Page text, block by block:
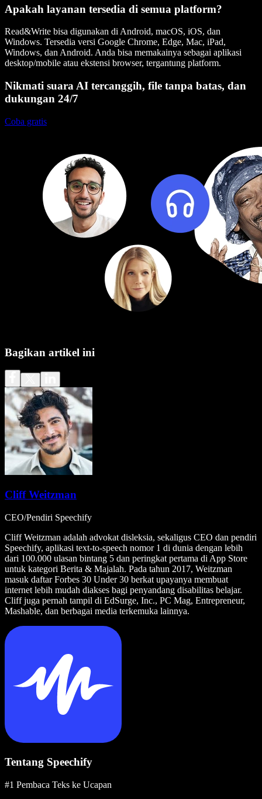
Apakah layanan tersedia di semua platform?
Read&Write bisa digunakan di Android, macOS, iOS, dan
Windows. Tersedia versi Google Chrome, Edge, Mac, iPad,
Windows, dan Android. Anda bisa memakainya sebagai aplikasi
desktop/mobile atau ekstensi browser, tergantung platform.
Nikmati suara AI tercanggih, file tanpa batas, dan
dukungan 24/7
Coba gratis
Bagikan artikel ini
Cliff Weitzman
CEO/Pendiri Speechify
Cliff Weitzman adalah advokat disleksia, sekaligus CEO dan pendiri
Speechify, aplikasi text-to-speech nomor 1 di dunia dengan lebih
dari 100.000 ulasan bintang 5 dan peringkat pertama di App Store
untuk kategori Berita & Majalah. Pada tahun 2017, Weitzman
masuk daftar Forbes 30 Under 30 berkat upayanya membuat
internet lebih mudah diakses bagi penyandang disabilitas belajar.
Cliff juga pernah tampil di EdSurge, Inc., PC Mag, Entrepreneur,
Mashable, dan berbagai media terkemuka lainnya.
Tentang Speechify
#1 Pembaca Teks ke Ucapan